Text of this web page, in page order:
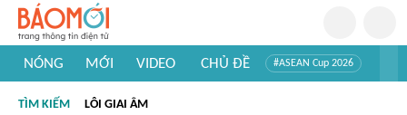
NÓNG MỚI VIDEO CHỦ ĐỀ #ASEAN Cup 2026
#Khám phá thế giới
TÌM KIẾM LÔI GIAI ÂM